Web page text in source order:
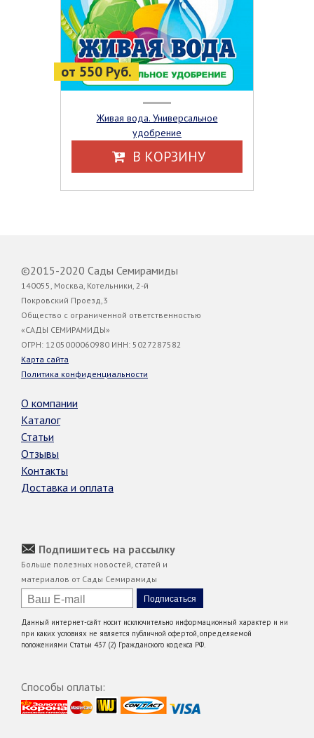
от 550 Руб.
Живая вода. Универсальное
удобрение
В КОРЗИНУ
©2015-2020 Сады Семирамиды
140055, Москва, Котельники, 2-й
Покровский Проезд,3
Общество с ограниченной ответственностью
«САДЫ СЕМИРАМИДЫ»
ОГРН: 1205000060980 ИНН: 5027287582
Карта сайта
Политика конфиденциальности
О компании
Каталог
Статьи
Отзывы
Контакты
Доставка и оплата
Подпишитесь на рассылку
Больше полезных новостей, статей и
материалов от Сады Семирамиды
Данный интернет-сайт носит исключительно информационный характер и ни
при каких условиях не является публичной офертой, определяемой
положениями Статьи 437 (2) Гражданского кодекса РФ.
Способы оплаты: